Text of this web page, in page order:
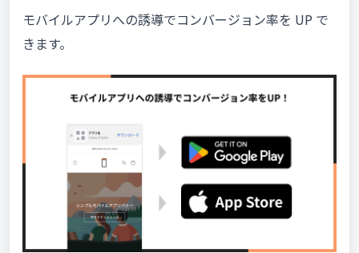
モバイルアプリへの誘導でコンバージョン率を UP で
きます。